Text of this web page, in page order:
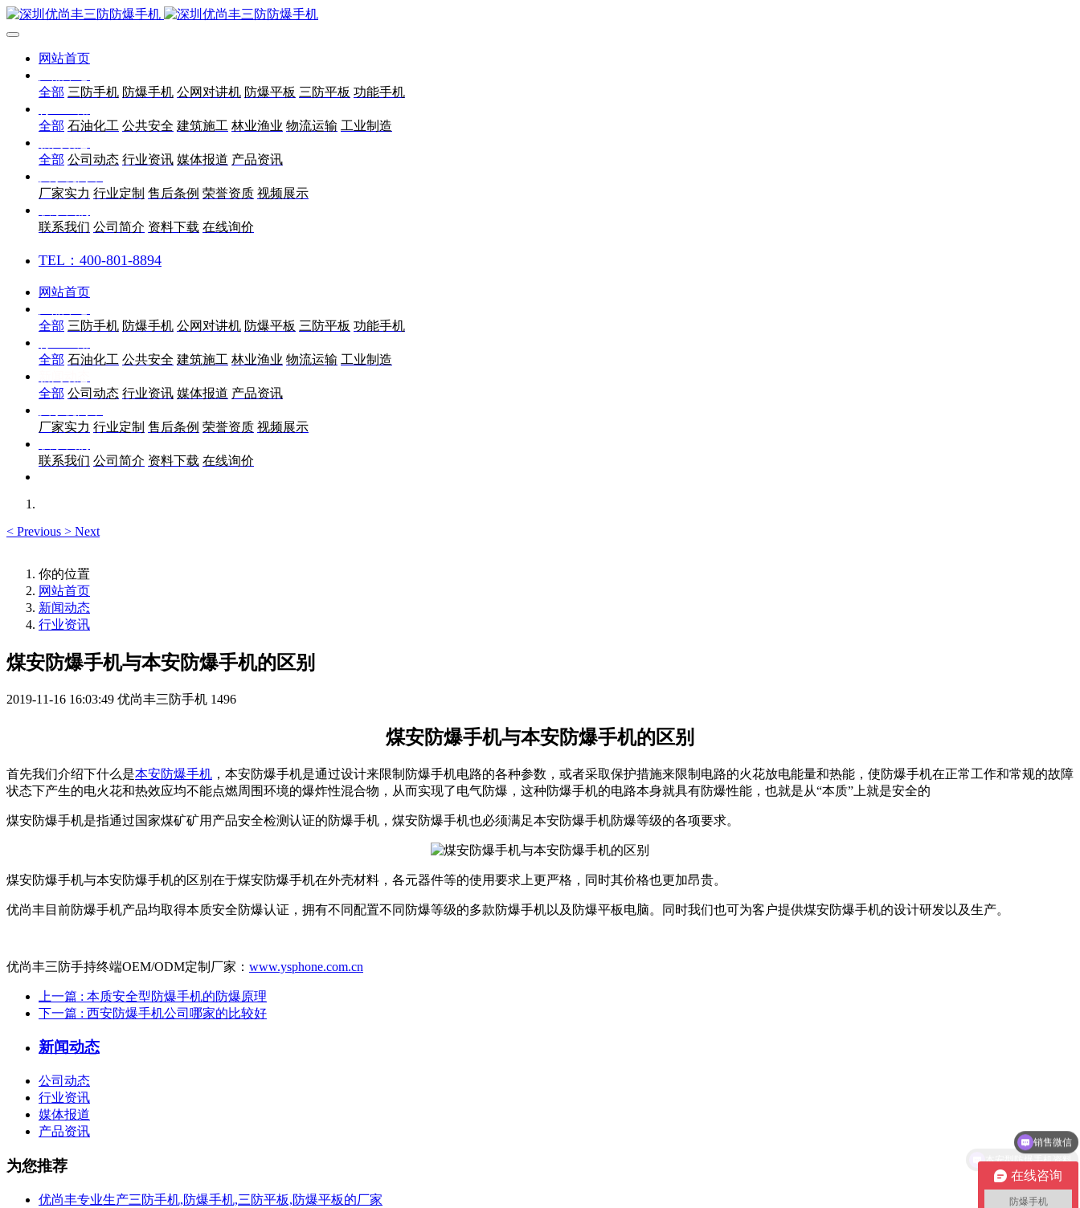
网站首页
全部 三防手机 防爆手机 公网对讲机 防爆平板 三防平板 功能手机
全部 石油化工 公共安全 建筑施工 林业渔业 物流运输 工业制造
全部 公司动态 行业资讯 媒体报道 产品资讯
厂家实力 行业定制 售后条例 荣誉资质 视频展示
联系我们 公司简介 资料下载 在线询价
TEL：400-801-8894
网站首页
全部 三防手机 防爆手机 公网对讲机 防爆平板 三防平板 功能手机
全部 石油化工 公共安全 建筑施工 林业渔业 物流运输 工业制造
全部 公司动态 行业资讯 媒体报道 产品资讯
厂家实力 行业定制 售后条例 荣誉资质 视频展示
联系我们 公司简介 资料下载 在线询价
< Previous > Next
你的位置
网站首页
新闻动态
行业资讯
煤安防爆手机与本安防爆手机的区别
2019-11-16 16:03:49 优尚丰三防手机 1496
煤安防爆手机与本安防爆手机的区别
首先我们介绍下什么是本安防爆手机 ，本安防爆手机是通过设计来限制防爆手机电路的各种参数，或者采取保护措施来限制电路的火花放电能量和热能，使防爆手机在正常工作和常规的故障
状态下产生的电火花和热效应均不能点燃周围环境的爆炸性混合物，从而实现了电气防爆，这种防爆手机的电路本身就具有防爆性能，也就是从“本质”上就是安全的
煤安防爆手机是指通过国家煤矿矿用产品安全检测认证的防爆手机，煤安防爆手机也必须满足本安防爆手机防爆等级的各项要求。
煤安防爆手机与本安防爆手机的区别在于煤安防爆手机在外壳材料，各元器件等的使用要求上更严格，同时其价格也更加昂贵。
优尚丰目前防爆手机产品均取得本质安全防爆认证，拥有不同配置不同防爆等级的多款防爆手机以及防爆平板电脑。同时我们也可为客户提供煤安防爆手机的设计研发以及生产。
优尚丰三防手持终端OEM/ODM定制厂家： www.ysphone.com.cn
上一篇 : 本质安全型防爆手机的防爆原理
下一篇 : 西安防爆手机公司哪家的比较好
新闻动态
公司动态
行业资讯
媒体报道
产品资讯
为您推荐
优尚丰专业生产三防手机,防爆手机,三防平板,防爆平板的厂家
在线咨询
防爆手机
本安型防爆手机资料